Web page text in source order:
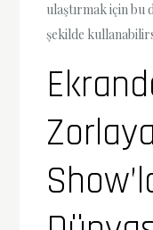
ulaştırmak için bu
şekilde